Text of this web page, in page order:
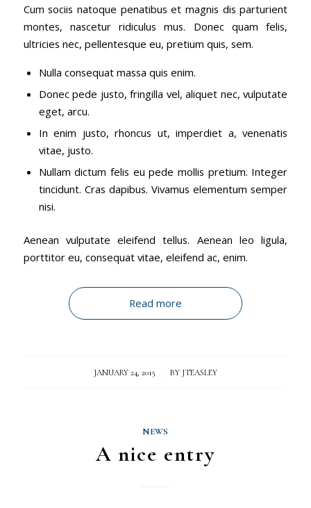
Cum sociis natoque penatibus et magnis dis parturient
montes, nascetur ridiculus mus. Donec quam felis,
ultricies nec, pellentesque eu, pretium quis, sem.
Nulla consequat massa quis enim.
Donec pede justo, fringilla vel, aliquet nec, vulputate
eget, arcu.
In enim justo, rhoncus ut, imperdiet a, venenatis
vitae, justo.
Nullam dictum felis eu pede mollis pretium. Integer
tincidunt. Cras dapibus. Vivamus elementum semper
nisi.
Aenean vulputate eleifend tellus. Aenean leo ligula,
porttitor eu, consequat vitae, eleifend ac, enim.
Read more
JANUARY 24, 2015
/ BY JTEASLEY
NEWS
A nice entry